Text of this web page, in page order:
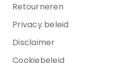
Retourneren
Privacy beleid
Disclaimer
Cookiebeleid